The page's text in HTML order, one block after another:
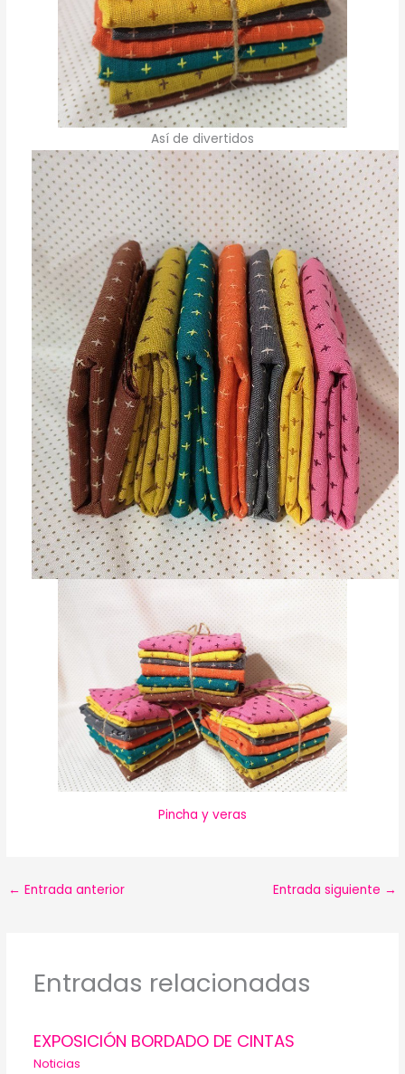
Así de divertidos
Pincha y veras
← Entrada anterior Entrada siguiente →
Entradas relacionadas
EXPOSICIÓN BORDADO DE CINTAS
Noticias